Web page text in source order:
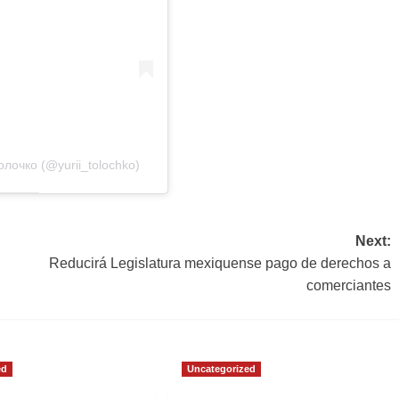
(@yurii_tolochko)
Next:
Reducirá Legislatura mexiquense pago de derechos a
comerciantes
Uncategorized